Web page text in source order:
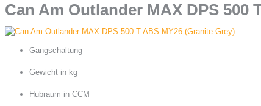
Can Am Outlander MAX DPS 500
Gangschaltung
CVT ( P / R / N / H / L )
Gewicht in kg
364,1
Hubraum in CCM